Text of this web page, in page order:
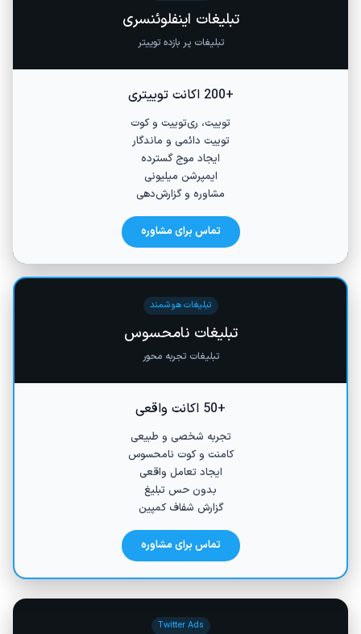
تبلیغات اینفلوئنسری
تبلیغات پر بازده توییتر
+200 اکانت توییتری
توییت، ری‌توییت و کوت
توییت دائمی و ماندگار
ایجاد موج گسترده
ایمپرشن میلیونی
مشاوره و گزارش‌دهی
تماس برای مشاوره
تبلیغات هوشمند
تبلیغات نامحسوس
تبلیغات تجربه محور
+50 اکانت واقعی
تجربه شخصی و طبیعی
کامنت و کوت نامحسوس
ایجاد تعامل واقعی
بدون حس تبلیغ
گزارش شفاف کمپین
تماس برای مشاوره
Twitter Ads